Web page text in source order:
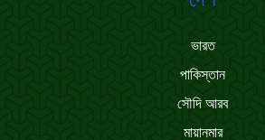
ভারত
পাকিস্তান
সৌদি আরব
মায়ানমার